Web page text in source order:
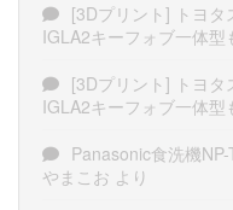
[3Dプリント] トヨタ
IGLA2キーフォブ一体型
[3Dプリント] トヨタ
IGLA2キーフォブ一体型
Panasonic食洗機
やまこお より